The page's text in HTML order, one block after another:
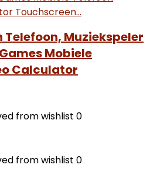
Muziekspeler
Mobiele
Calculator
from wishlist 0
from wishlist 0